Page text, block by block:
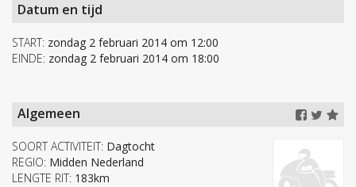
Datum en tijd
START: zondag 2 februari 2014 om 12:00
EINDE: zondag 2 februari 2014 om 18:00
Algemeen
SOORT ACTIVITEIT: Dagtocht
REGIO: Midden Nederland
LENGTE RIT: 183km